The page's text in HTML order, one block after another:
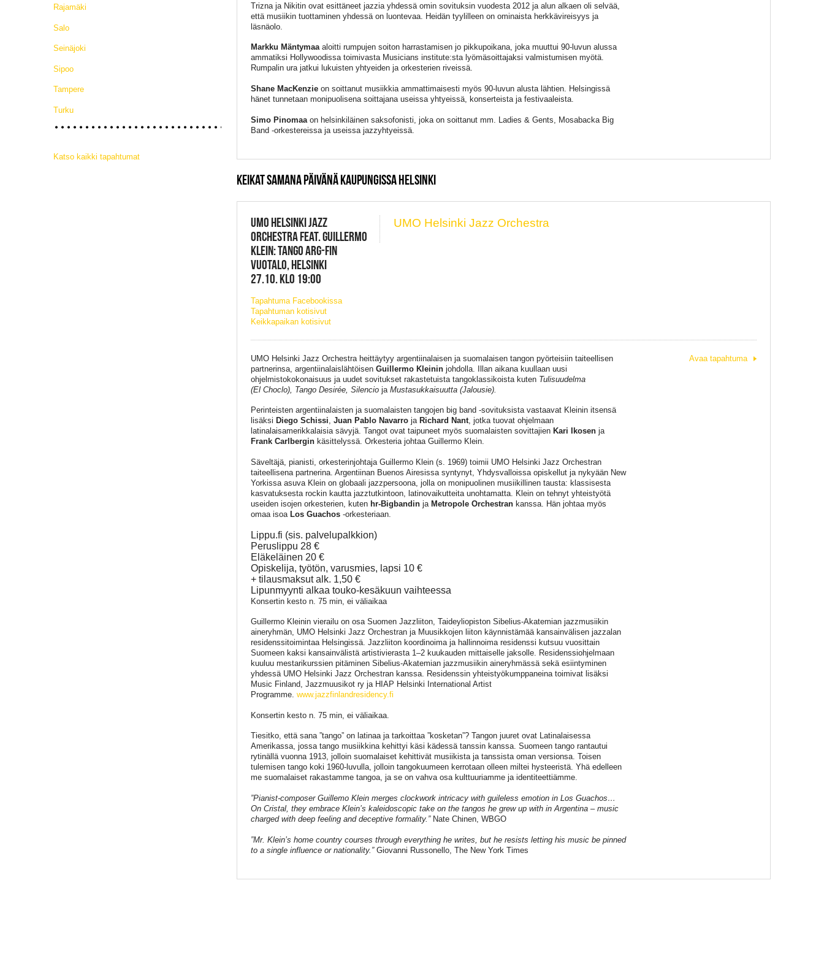
Trizna ja Nikitin ovat esittäneet jazzia yhdessä omin sovituksin vuodesta 2012 ja alun alkaen oli selvää,
että musiikin tuottaminen yhdessä on luontevaa. Heidän tyylilleen on ominaista herkkävireisyys ja
läsnäolo.
Markku Mäntymaaaloitti rumpujen soiton harrastamisen jo pikkupoikana, joka muuttui 90-luvun alussa
ammatiksi Hollywoodissa toimivasta Musicians institute:sta lyömäsoittajaksi valmistumisen myötä.
Rumpalin ura jatkui lukuisten yhtyeiden ja orkesterien riveissä.
Shane MacKenzieon soittanut musiikkia ammattimaisesti myös 90-luvun alusta lähtien. Helsingissä
hänet tunnetaan monipuolisena soittajana useissa yhtyeissä, konserteista ja festivaaleista.
Simo Pinomaaon helsinkiläinen saksofonisti, joka on soittanut mm. Ladies & Gents, Mosabacka Big
Band -orkestereissa ja useissa jazzyhtyeissä.
KEIKAT SAMANA PÄIVÄNÄ KAUPUNGISSA HELSINKI
UMO HELSINKI JAZZ
ORCHESTRA FEAT. GUILLERMO
KLEIN: TANGO ARG-FIN
VUOTALO, HELSINKI
27.10. KLO 19:00
Tapahtuma Facebookissa
Tapahtuman kotisivut
Keikkapaikan kotisivut
UMO Helsinki Jazz Orchestra
UMO Helsinki Jazz Orchestra heittäytyy argentiinalaisen ja suomalaisen tangon pyörteisiin taiteellisen
partnerinsa, argentiinalaislähtöisen Guillermo Kleinin johdolla. Illan aikana kuullaan uusi
ohjelmistokokonaisuus ja uudet sovitukset rakastetuista tangoklassikoista kuten Tulisuudelma
(El Choclo), Tango Desirée, Silencio jaMustasukkaisuutta (Jalousie).
Perinteisten argentiinalaisten ja suomalaisten tangojen big band -sovituksista vastaavat Kleinin itsensä
lisäksi Diego Schissi, Juan Pablo Navarro jaRichard Nant, jotka tuovat ohjelmaan
latinalaisamerikkalaisia sävyjä. Tangot ovat taipuneet myös suomalaisten sovittajien Kari Ikosenja
Frank Carlberginkäsittelyssä. Orkesteria johtaa Guillermo Klein.
Säveltäjä, pianisti, orkesterinjohtaja Guillermo Klein (s. 1969) toimii UMO Helsinki Jazz Orchestran
taiteellisena partnerina. Argentiinan Buenos Airesissa syntynyt, Yhdysvalloissa opiskellut ja nykyään New
Yorkissa asuva Klein on globaali jazzpersoona, jolla on monipuolinen musiikillinen tausta: klassisesta
kasvatuksesta rockin kautta jazztutkintoon, latinovaikutteita unohtamatta. Klein on tehnyt yhteistyötä
useiden isojen orkesterien, kuten hr-Bigbandinja Metropole Orchestrankanssa. Hän johtaa myös
omaa isoa Los Guachos-orkesteriaan.
Lippu.fi (sis. palvelupalkkion)
Peruslippu 28 €
Eläkeläinen 20 €
Opiskelija, työtön, varusmies, lapsi 10 €
+ tilausmaksut alk. 1,50 €
Lipunmyynti alkaa touko-kesäkuun vaihteessa
Konsertin kesto n. 75 min, ei väliaikaa
Guillermo Kleinin vierailu on osa Suomen Jazzliiton, Taideyliopiston Sibelius-Akatemian jazzmusiikin
aineryhmän, UMO Helsinki Jazz Orchestran ja Muusikkojen liiton käynnistämää kansainvälisen jazzalan
residenssitoimintaa Helsingissä. Jazzliiton koordinoima ja hallinnoima residenssi kutsuu vuosittain
Suomeen kaksi kansainvälistä artistivierasta 1–2 kuukauden mittaiselle jaksolle. Residenssiohjelmaan
kuuluu mestarikurssien pitäminen Sibelius-Akatemian jazzmusiikin aineryhmässä sekä esiintyminen
yhdessä UMO Helsinki Jazz Orchestran kanssa. Residenssin yhteistyökumppaneina toimivat lisäksi
Music Finland, Jazzmuusikot ry ja HIAP Helsinki International Artist
Programme. www.jazzfinlandresidency.fi
Konsertin kesto n. 75 min, ei väliaikaa.
Tiesitko, että sana ”tango” on latinaa ja tarkoittaa ”kosketan”? Tangon juuret ovat Latinalaisessa
Amerikassa, jossa tango musiikkina kehittyi käsi kädessä tanssin kanssa. Suomeen tango rantautui
rytinällä vuonna 1913, jolloin suomalaiset kehittivät musiikista ja tanssista oman versionsa. Toisen
tulemisen tango koki 1960-luvulla, jolloin tangokuumeen kerrotaan olleen miltei hysteeristä. Yhä edelleen
me suomalaiset rakastamme tangoa, ja se on vahva osa kulttuuriamme ja identiteettiämme.
”Pianist-composer Guillemo Klein merges clockwork intricacy with guileless emotion in Los Guachos…
On Cristal, they embrace Klein’s kaleidoscopic take on the tangos he grew up with in Argentina – music
charged with deep feeling and deceptive formality.” Nate Chinen, WBGO
”Mr. Klein’s home country courses through everything he writes, but he resists letting his music be pinned
to a single influence or nationality.” Giovanni Russonello, The New York Times
Avaa tapahtuma
Rajamäki
Salo
Seinäjoki
Sipoo
Tampere
Turku
Katso kaikki tapahtumat